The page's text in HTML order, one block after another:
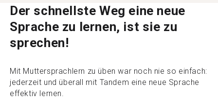
Der schnellste Weg eine neue
Sprache zu lernen, ist sie zu
sprechen!
Mit Muttersprachlern zu üben war noch nie so einfach:
jederzeit und überall mit Tandem eine neue Sprache
effektiv lernen.